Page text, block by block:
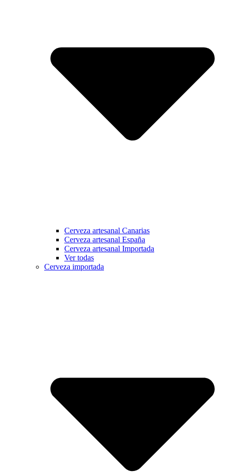
Cerveza artesanal Canarias
Cerveza artesanal España
Cerveza artesanal Importada
Ver todas
Cerveza importada